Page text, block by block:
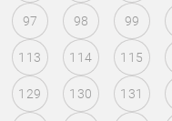
97 98 99
113 114 115
129 130 131